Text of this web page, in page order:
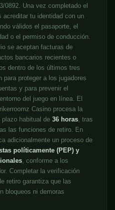
0892. Una vez completado el
acreditar tu identidad con un
válidos el pasaporte, el
o el permiso de conducción.
se aceptan facturas de
bancarios recientes o
dentro de los últimos tres
proteger a los jugadores
y para prevenir el
del juego en línea. El
Casino procesa la
habitual de 36 horas, tras
las funciones de retiro. En
adicionalmente un proceso de
políticamente (PEP) y
, conforme a los
Completar la verificación
retiro garantiza que las
bloqueos ni demoras